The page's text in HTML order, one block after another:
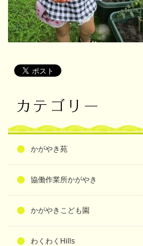
かがやき苑
協働作業所かがやき
かがやきこども園
わくわくHills